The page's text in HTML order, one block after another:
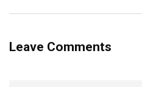
Leave Comments